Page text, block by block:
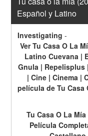
Español y Latino
Investigating -
Ver Tu Casa O La
Latino Cuevana |
Gnula | Repelisplus
| Cine | Cinema |
película de Tu Casa
Tu Casa O La
Película